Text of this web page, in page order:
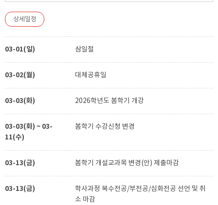
상세일정
03-01(일) 삼일절
03-02(월) 대체공휴일
03-03(화) 2026학년도 봄학기 개강
03-03(화) ~ 03-
11(수)
봄학기 수강신청 변경
03-13(금) 봄학기 개설교과목 변경(안) 제출마감
03-13(금)
학사과정 복수전공/부전공/심화전공 선언 및 취
소 마감